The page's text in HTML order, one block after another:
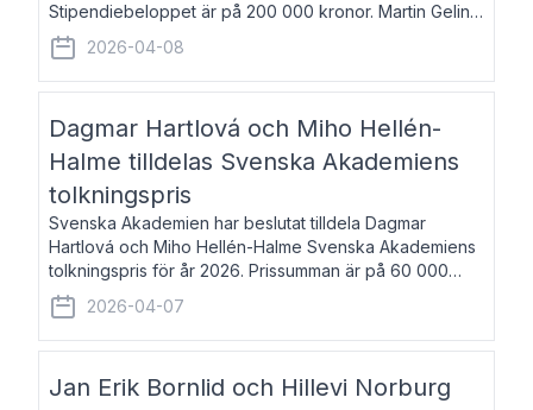
Stipendiebeloppet är på 200 000 kronor. Martin Gelin,
född 1978, är journalist och författare. Han lever
numera i Paris men var under många år bosat
2026-04-08
Dagmar Hartlová och Miho Hellén-
Halme tilldelas Svenska Akademiens
tolkningspris
Svenska Akademien har beslutat tilldela Dagmar
Hartlová och Miho Hellén-Halme Svenska Akademiens
tolkningspris för år 2026. Prissumman är på 60 000
kronor var. Dagmar Hartlová, född 1951, översätter
huvudsakligen från svenska till tjeckiska
2026-04-07
Jan Erik Bornlid och Hillevi Norburg